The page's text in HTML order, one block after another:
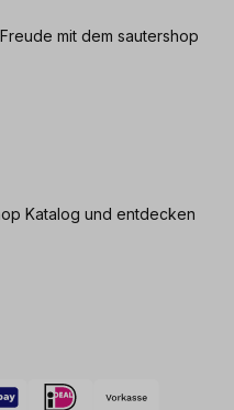
mit dem sautershop
Katalog und entdecken